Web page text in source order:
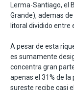
Lerma-Santiago, el
Grande), ademas
litoral dividido entre
A pesar de esta
es sumamente
concentra gran
apenas el 31% de
sureste recibe casi